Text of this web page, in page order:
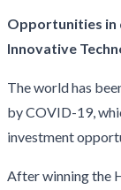
Opportunities in
Innovative
The world has
by COVID-19,
investment
After winning the